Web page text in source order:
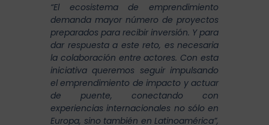
“El ecosistema de emprendimiento
demanda mayor número de proyectos
preparados para recibir inversión. Y para
dar respuesta a este reto, es necesaria
la colaboración entre actores. Con esta
iniciativa queremos seguir impulsando
el emprendimiento de impacto y actuar
de puente, conectando con
experiencias internacionales no sólo en
Europa, sino también en Latinoamérica”,